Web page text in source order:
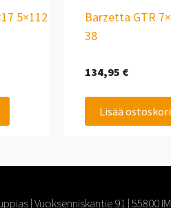
5×112
Barzetta GTR
38
134,95 €
Lisää
| Vuoksenniskantie 91 | 55800